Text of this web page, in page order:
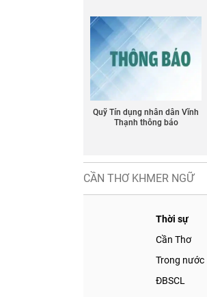
Quỹ Tín dụng nhân dân Vĩnh
Thạnh thông báo
CẦN THƠ KHMER NGỮ
Thời sự
Cần Thơ
Trong nước
ĐBSCL